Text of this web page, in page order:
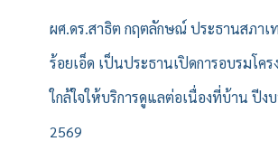
ผศ.ดร.สาธิต กฤตลักษณ์ ประธานสภาเ
ร้อยเอ็ด เป็นประธานเปิดการอบรมโคร
ใกล้ใจให้บริการดูแลต่อเนื่องที่บ้าน ปีง
2569